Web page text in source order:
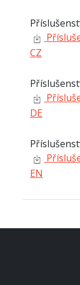
CZ
DE
EN